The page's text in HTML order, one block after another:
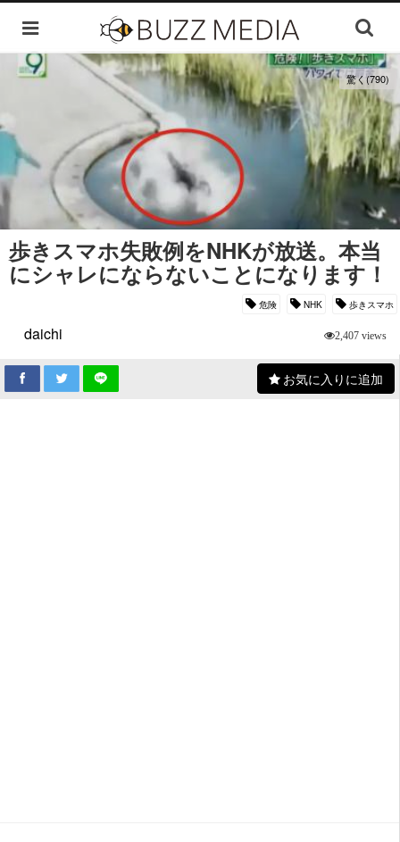
驚く(790)
歩きスマホ失敗例をNHKが放送。本当
にシャレにならないことになります！
危険 NHK 歩きスマホ
daichi 2,407 views
お気に入りに追加